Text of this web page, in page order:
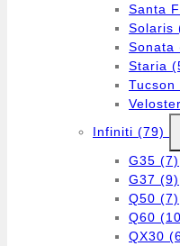
Santa
Solaris
Sonata
Staria
Tucson
Veloster
Infiniti (79)
G35 (7)
G37 (9)
Q50 (7)
Q60
QX30